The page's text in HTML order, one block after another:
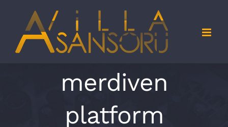
content
merdiven
platform